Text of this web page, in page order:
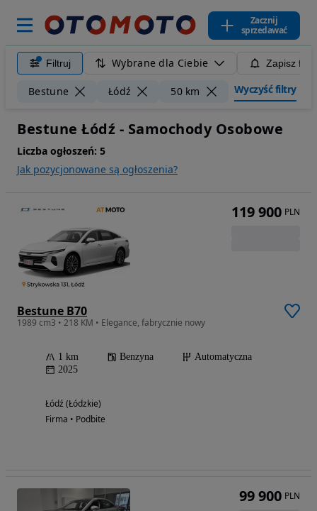
Zacznij
sprzedawać
Filtruj Wybrane dla Ciebie Zapisz
Bestune Łódź 50 km Wyczyść filtry
Bestune Łódź - Samochody Osobowe
Liczba ogłoszeń: 5
Jak pozycjonowane są ogłoszenia?
Bestune B70
1989 cm3 • 218 KM • Elegance, fabrycznie nowy
1 km Benzyna
Automatyczna
2025
Łódź (Łódzkie)
Firma • Podbite
119 900 PLN
99 900 PLN